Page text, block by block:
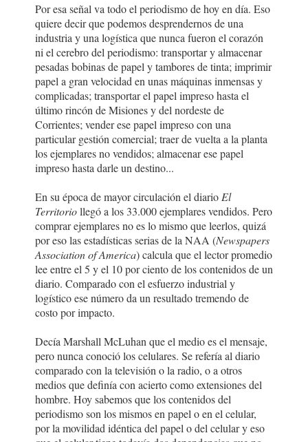
Por esa señal va todo el periodismo de hoy en día. Eso
quiere decir que podemos desprendernos de una
industria y una logística que nunca fueron el corazón
ni el cerebro del periodismo: transportar y almacenar
pesadas bobinas de papel y tambores de tinta; imprimir
papel a gran velocidad en unas máquinas inmensas y
complicadas; transportar el papel impreso hasta el
último rincón de Misiones y del nordeste de
Corrientes; vender ese papel impreso con una
particular gestión comercial; traer de vuelta a la planta
los ejemplares no vendidos; almacenar ese papel
impreso hasta darle un destino...
En su época de mayor circulación el diario El
Territoriollegó a los 33.000 ejemplares vendidos. Pero
comprar ejemplares no es lo mismo que leerlos, quizá
por eso las estadísticas serias de la NAA (Newspapers
Association of America) calcula que el lector promedio
lee entre el 5 y el 10 por ciento de los contenidos de un
diario. Comparado con el esfuerzo industrial y
logístico ese número da un resultado tremendo de
costo por impacto.
Decía Marshall McLuhan que el medio es el mensaje,
pero nunca conoció los celulares. Se refería al diario
comparado con la televisión o la radio, o a otros
medios que definía con acierto como extensiones del
hombre. Hoy sabemos que los contenidos del
periodismo son los mismos en papel o en el celular,
por la movilidad idéntica del papel o del celular y eso